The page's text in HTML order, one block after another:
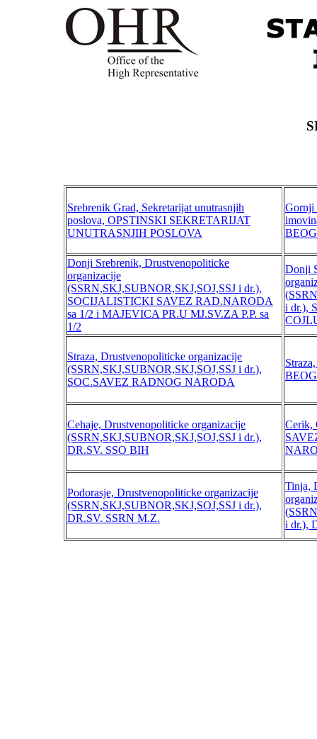
Srebrenik Grad, Sekretarijat unutrasnjih
poslova, OPSTINSKI SEKRETARIJAT
UNUTRASNJIH POSLOVA
Gornji
Donji Srebrenik, Drustvenopoliticke
organizacije
(SSRN,SKJ,SUBNOR,SKJ,SOJ,SSJ i dr.),
SOCIJALISTICKI SAVEZ RAD.NARODA
sa 1/2 i MAJEVICA PR.U MJ.SV.ZA P.P. sa
1/2
Donji
i dr.),
Straza, Drustvenopoliticke organizacije
(SSRN,SKJ,SUBNOR,SKJ,SOJ,SSJ i dr.),
SOC.SAVEZ RADNOG NARODA
Cehaje, Drustvenopoliticke organizacije
(SSRN,SKJ,SUBNOR,SKJ,SOJ,SSJ i dr.),
DR.SV. SSO BIH
Cerik,
Podorasje, Drustvenopoliticke organizacije
(SSRN,SKJ,SUBNOR,SKJ,SOJ,SSJ i dr.),
DR.SV. SSRN M.Z.
Tinja,
i dr.),